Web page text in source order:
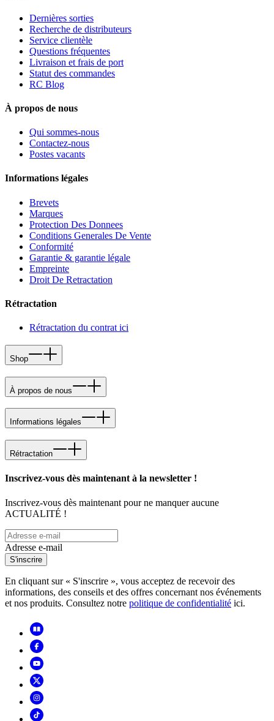
Dernières sorties
Recherche de distributeurs
Service clientèle
Questions fréquentes
Livraison et frais de port
Statut des commandes
RC Blog
À propos de nous
Qui sommes-nous
Contactez-nous
Postes vacants
Informations légales
Brevets
Marques
Protection Des Donnees
Conditions Generales De Vente
Conformité
Garantie & garantie légale
Empreinte
Droit De Retractation
Rétractation
Rétractation du contrat ici
Shop
À propos de nous
Informations légales
Rétractation
Inscrivez-vous dès maintenant à la newsletter !
Inscrivez-vous dès maintenant pour ne manquer aucune
ACTUALITÉ !
Adresse e-mail
S'inscrire
En cliquant sur « S'inscrire », vous acceptez de recevoir des
informations, des conseils et des offres concernant nos événements
et nos produits. Consultez notre politique de confidentialité ici.